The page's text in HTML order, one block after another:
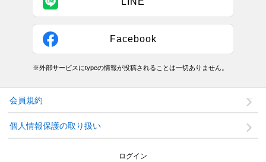
Facebook
※外部サービスにtypeの情報が投稿されることは一切ありません。
会員規約
個人情報保護の取り扱い
ログイン